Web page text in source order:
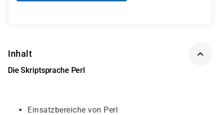
Inhalt
Die Skriptsprache Perl
Einsatzbereiche von Perl